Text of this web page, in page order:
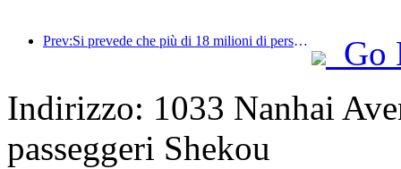
Prev:Si prevede che più di 18 milioni di persone entreranno e usciranno dal Paese durante i 9 giorni di festività della Festa di Primavera.
Go
Indirizzo: 1033 Nanhai
passeggeri Shekou